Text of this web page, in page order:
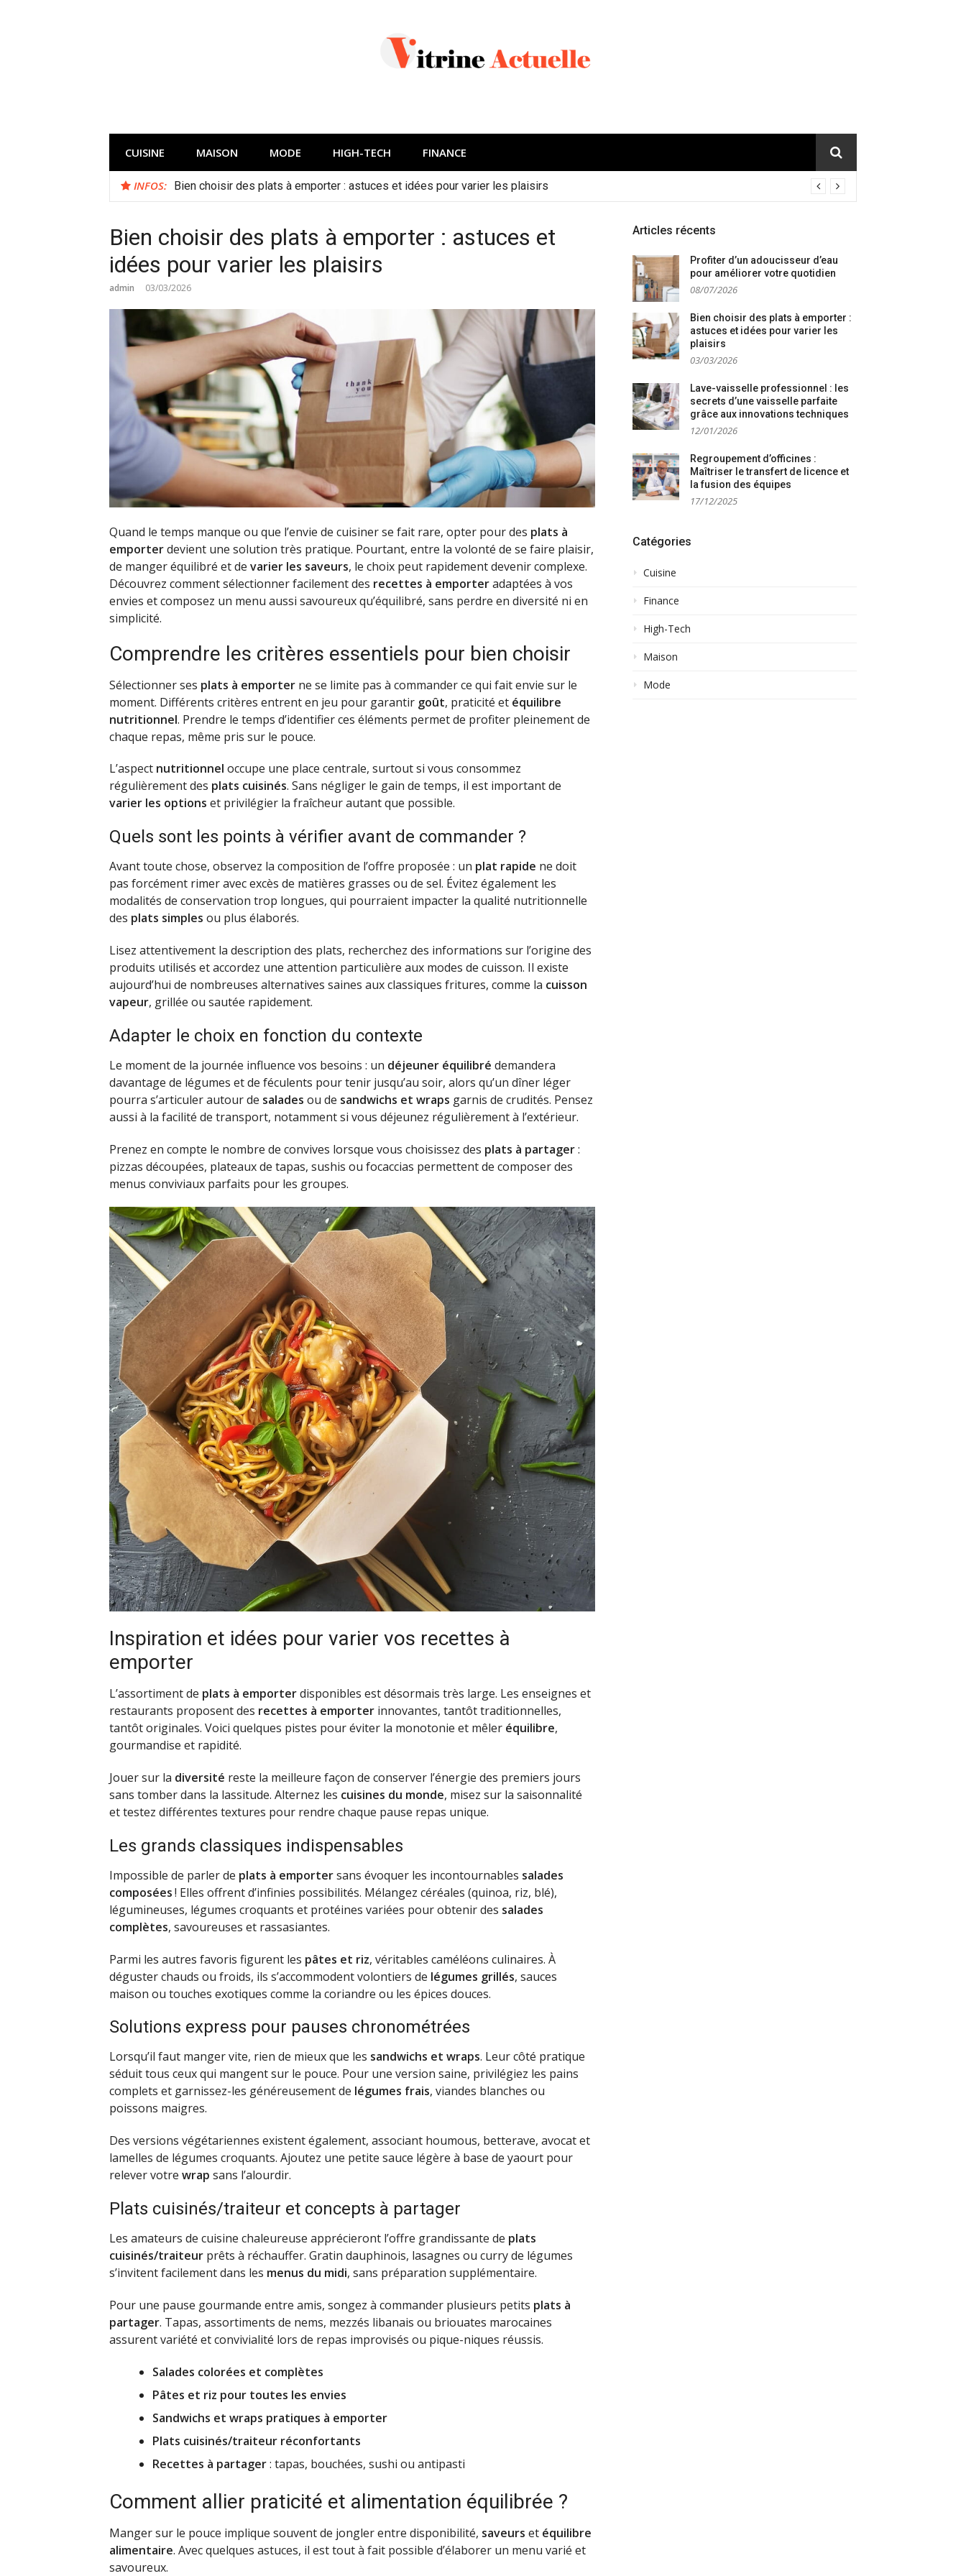
CUISINE MAISON MODE HIGH-TECH FINANCE
INFOS: Bien choisir des plats à emporter : astuces et idées pour varier les plaisirs
Bien choisir des plats à emporter : astuces et
idées pour varier les plaisirs
admin 03/03/2026
Quand le temps manque ou que l’envie de cuisiner se fait rare, opter pour des plats à
emporterdevient une solution très pratique. Pourtant, entre la volonté de se faire plaisir,
de manger équilibré et de varier les saveurs, le choix peut rapidement devenir complexe.
Découvrez comment sélectionner facilement des recettes à emporteradaptées à vos
envies et composez un menu aussi savoureux qu’équilibré, sans perdre en diversité ni en
simplicité.
Comprendre les critères essentiels pour bien choisir
Sélectionner ses plats à emporter ne se limite pas à commander ce qui fait envie sur le
moment. Différents critères entrent en jeu pour garantir goût, praticité et équilibre
nutritionnel. Prendre le temps d’identifier ces éléments permet de profiter pleinement de
chaque repas, même pris sur le pouce.
L’aspect nutritionnel occupe une place centrale, surtout si vous consommez
régulièrement des plats cuisinés. Sans négliger le gain de temps, il est important de
varier les options et privilégier la fraîcheur autant que possible.
Quels sont les points à vérifier avant de commander ?
Avant toute chose, observez la composition de l’offre proposée : un plat rapide ne doit
pas forcément rimer avec excès de matières grasses ou de sel. Évitez également les
modalités de conservation trop longues, qui pourraient impacter la qualité nutritionnelle
des plats simples ou plus élaborés.
Lisez attentivement la description des plats, recherchez des informations sur l’origine des
produits utilisés et accordez une attention particulière aux modes de cuisson. Il existe
aujourd’hui de nombreuses alternatives saines aux classiques fritures, comme la cuisson
vapeur, grillée ou sautée rapidement.
Adapter le choix en fonction du contexte
Le moment de la journée influence vos besoins : un déjeuner équilibré demandera
davantage de légumes et de féculents pour tenir jusqu’au soir, alors qu’un dîner léger
pourra s’articuler autour de salades ou de sandwichs et wraps garnis de crudités. Pensez
aussi à la facilité de transport, notamment si vous déjeunez régulièrement à l’extérieur.
Prenez en compte le nombre de convives lorsque vous choisissez des plats à partager:
pizzas découpées, plateaux de tapas, sushis ou focaccias permettent de composer des
menus conviviaux parfaits pour les groupes.
Inspiration et idées pour varier vos recettes à
emporter
L’assortiment de plats à emporterdisponibles est désormais très large. Les enseignes et
restaurants proposent des recettes à emporter innovantes, tantôt traditionnelles,
tantôt originales. Voici quelques pistes pour éviter la monotonie et mêler équilibre,
gourmandise et rapidité.
Jouer sur la diversité reste la meilleure façon de conserver l’énergie des premiers jours
sans tomber dans la lassitude. Alternez les cuisines du monde, misez sur la saisonnalité
et testez différentes textures pour rendre chaque pause repas unique.
Les grands classiques indispensables
Impossible de parler de plats à emportersans évoquer les incontournables salades
composées! Elles offrent d’infinies possibilités. Mélangez céréales (quinoa, riz, blé),
légumineuses, légumes croquants et protéines variées pour obtenir des salades
complètes, savoureuses et rassasiantes.
Parmi les autres favoris figurent les pâtes et riz, véritables caméléons culinaires. À
déguster chauds ou froids, ils s’accommodent volontiers de légumes grillés, sauces
maison ou touches exotiques comme la coriandre ou les épices douces.
Solutions express pour pauses chronométrées
Lorsqu’il faut manger vite, rien de mieux que les sandwichs et wraps. Leur côté pratique
séduit tous ceux qui mangent sur le pouce. Pour une version saine, privilégiez les pains
complets et garnissez-les généreusement de légumes frais, viandes blanches ou
poissons maigres.
Des versions végétariennes existent également, associant houmous, betterave, avocat et
lamelles de légumes croquants. Ajoutez une petite sauce légère à base de yaourt pour
relever votre wrap sans l’alourdir.
Plats cuisinés/traiteur et concepts à partager
Les amateurs de cuisine chaleureuse apprécieront l’offre grandissante de plats
cuisinés/traiteur prêts à réchauffer. Gratin dauphinois, lasagnes ou curry de légumes
s’invitent facilement dans les menus du midi, sans préparation supplémentaire.
Pour une pause gourmande entre amis, songez à commander plusieurs petits plats à
partager. Tapas, assortiments de nems, mezzés libanais ou briouates marocaines
assurent variété et convivialité lors de repas improvisés ou pique-niques réussis.
Salades colorées et complètes
Pâtes et riz pour toutes les envies
Sandwichs et wraps pratiques à emporter
Plats cuisinés/traiteur réconfortants
Recettes à partager: tapas, bouchées, sushi ou antipasti
Comment allier praticité et alimentation équilibrée ?
Manger sur le pouce implique souvent de jongler entre disponibilité, saveurs et équilibre
alimentaire. Avec quelques astuces, il est tout à fait possible d’élaborer un menu varié et
savoureux.
Articles récents
Profiter d’un adoucisseur d’eau
pour améliorer votre quotidien
08/07/2026
Bien choisir des plats à emporter :
astuces et idées pour varier les
plaisirs
03/03/2026
Lave-vaisselle professionnel : les
secrets d’une vaisselle parfaite
grâce aux innovations techniques
12/01/2026
Regroupement d’officines :
Maîtriser le transfert de licence et
la fusion des équipes
17/12/2025
Catégories
Cuisine
Finance
High-Tech
Maison
Mode